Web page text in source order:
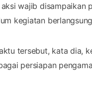
wajib disampaikan
kegiatan
tersebut, kata dia,
persiapan